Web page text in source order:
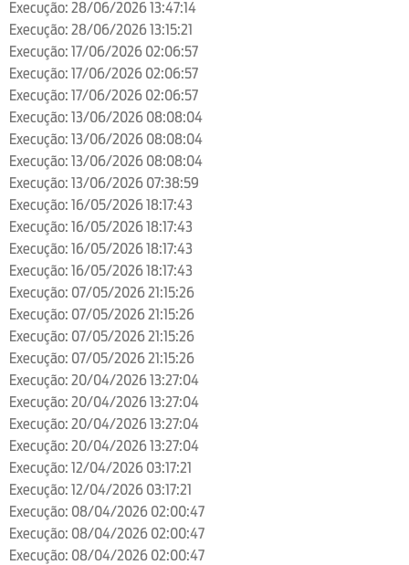
Execução: 28/06/2026 13:47:14
Execução: 28/06/2026 13:15:21
Execução: 17/06/2026 02:06:57
Execução: 17/06/2026 02:06:57
Execução: 17/06/2026 02:06:57
Execução: 13/06/2026 08:08:04
Execução: 13/06/2026 08:08:04
Execução: 13/06/2026 08:08:04
Execução: 13/06/2026 07:38:59
Execução: 16/05/2026 18:17:43
Execução: 16/05/2026 18:17:43
Execução: 16/05/2026 18:17:43
Execução: 16/05/2026 18:17:43
Execução: 07/05/2026 21:15:26
Execução: 07/05/2026 21:15:26
Execução: 07/05/2026 21:15:26
Execução: 07/05/2026 21:15:26
Execução: 20/04/2026 13:27:04
Execução: 20/04/2026 13:27:04
Execução: 20/04/2026 13:27:04
Execução: 20/04/2026 13:27:04
Execução: 12/04/2026 03:17:21
Execução: 12/04/2026 03:17:21
Execução: 08/04/2026 02:00:47
Execução: 08/04/2026 02:00:47
Execução: 08/04/2026 02:00:47